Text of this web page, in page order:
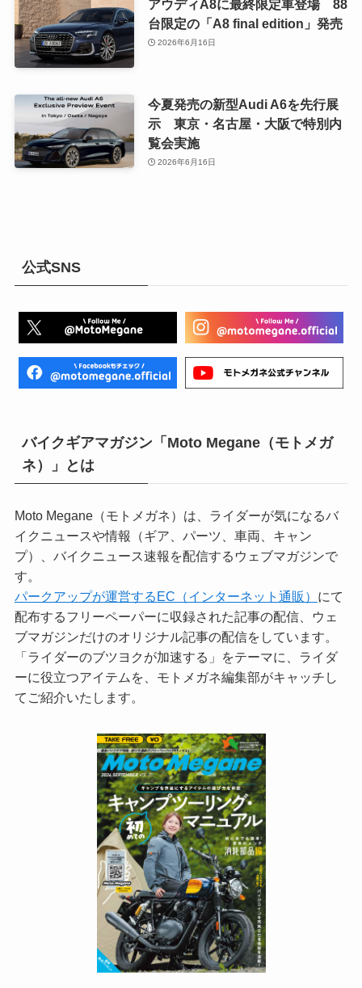
アウディA8に最終限定車登場 88
台限定の「A8 final edition」発売
2026年6月16日
今夏発売の新型Audi A6を先行展
示 東京・名古屋・大阪で特別内
覧会実施
2026年6月16日
公式SNS
バイクギアマガジン「Moto Megane（モトメガ
ネ）」とは
Moto Megane（モトメガネ）は、ライダーが気になるバ
イクニュースや情報（ギア、パーツ、車両、キャン
プ）、バイクニュース速報を配信するウェブマガジンで
す。
パークアップが運営するEC（インターネット通販） にて
配布するフリーペーパーに収録された記事の配信、ウェ
ブマガジンだけのオリジナル記事の配信をしています。
「ライダーのブツヨクが加速する」をテーマに、ライダ
ーに役立つアイテムを、モトメガネ編集部がキャッチし
てご紹介いたします。